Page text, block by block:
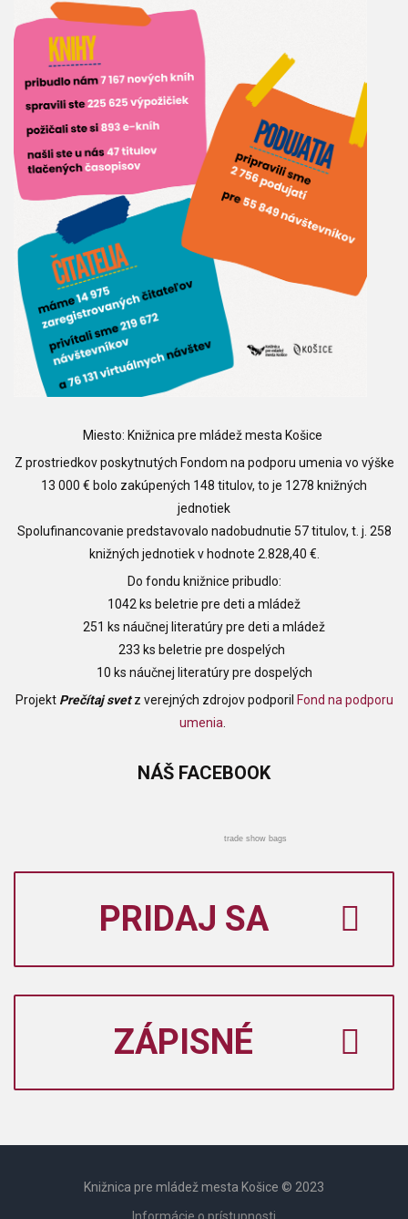
Miesto: Knižnica pre mládež mesta Košice
Z prostriedkov poskytnutých Fondom na podporu umenia vo výške
13 000 € bolo zakúpených 148 titulov, to je 1278 knižných
jednotiek
Spolufinancovanie predstavovalo nadobudnutie 57 titulov, t. j. 258
knižných jednotiek v hodnote 2.828,40 €.
Do fondu knižnice pribudlo:
1042 ks beletrie pre deti a mládež
251 ks náučnej literatúry pre deti a mládež
233 ks beletrie pre dospelých
10 ks náučnej literatúry pre dospelých
Projekt Prečítaj svetz verejných zdrojov podporil Fond na podporu
umenia
NÁŠ FACEBOOK
trade show bags
PRIDAJ SA
ZÁPISNÉ
Knižnica pre mládež mesta Košice © 2023
Informácie o prístupnosti